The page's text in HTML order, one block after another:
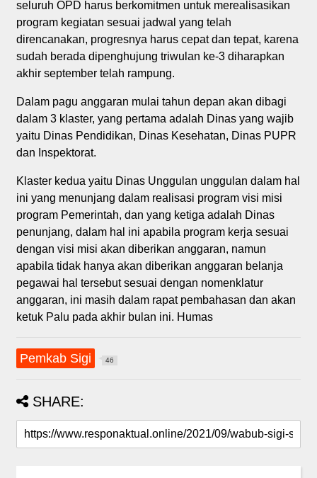
seluruh OPD harus berkomitmen untuk merealisasikan
program kegiatan sesuai jadwal yang telah
direncanakan, progresnya harus cepat dan tepat, karena
sudah berada dipenghujung triwulan ke-3 diharapkan
akhir september telah rampung.
Dalam pagu anggaran mulai tahun depan akan dibagi
dalam 3 klaster, yang pertama adalah Dinas yang wajib
yaitu Dinas Pendidikan, Dinas Kesehatan, Dinas PUPR
dan Inspektorat.
Klaster kedua yaitu Dinas Unggulan unggulan dalam hal
ini yang menunjang dalam realisasi program visi misi
program Pemerintah, dan yang ketiga adalah Dinas
penunjang, dalam hal ini apabila program kerja sesuai
dengan visi misi akan diberikan anggaran, namun
apabila tidak hanya akan diberikan anggaran belanja
pegawai hal tersebut sesuai dengan nomenklatur
anggaran, ini masih dalam rapat pembahasan dan akan
ketuk Palu pada akhir bulan ini. Humas
Pemkab Sigi 46
SHARE: